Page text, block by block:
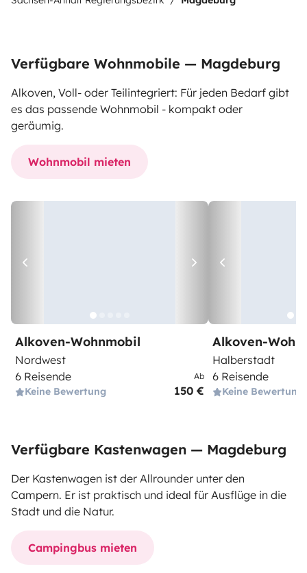
Verfügbare Wohnmobile — Magdeburg
Alkoven, Voll- oder Teilintegriert: Für jeden Bedarf gibt
es das passende Wohnmobil - kompakt oder
geräumig.
Wohnmobil mieten
Alkoven-Wohnmobil
Nordwest
6 Reisende
Keine Bewertung
Ab
150 €
Alkoven-
Halberstadt
6 Reisende
Keine Bewertung
Verfügbare Kastenwagen — Magdeburg
Der Kastenwagen ist der Allrounder unter den
Campern. Er ist praktisch und ideal für Ausflüge in die
Stadt und die Natur.
Campingbus mieten